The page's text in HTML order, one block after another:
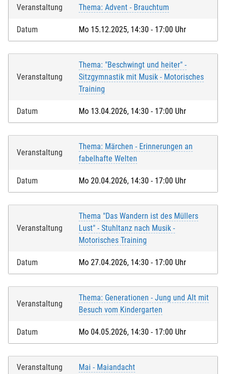
Veranstaltung Thema: Advent - Brauchtum
Datum Mo 15.12.2025, 14:30 - 17:00 Uhr
Veranstaltung
Thema: "Beschwingt und heiter" -
Sitzgymnastik mit Musik - Motorisches
Training
Datum Mo 13.04.2026, 14:30 - 17:00 Uhr
Veranstaltung
Thema: Märchen - Erinnerungen an
fabelhafte Welten
Datum Mo 20.04.2026, 14:30 - 17:00 Uhr
Veranstaltung
Thema "Das Wandern ist des Müllers
Lust" - Stuhltanz nach Musik -
Motorisches Training
Datum Mo 27.04.2026, 14:30 - 17:00 Uhr
Veranstaltung
Thema: Generationen - Jung und Alt mit
Besuch vom Kindergarten
Datum Mo 04.05.2026, 14:30 - 17:00 Uhr
Veranstaltung Mai - Maiandacht